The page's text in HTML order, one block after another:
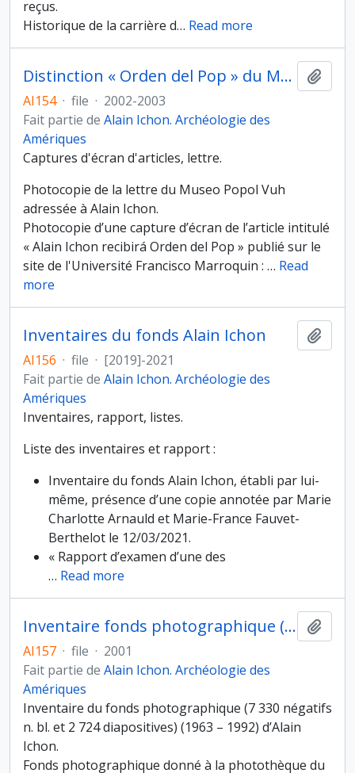
reçus.
Historique de la carrière d… Read more
Distinction « Orden del Pop » du Musée du Popol Vuh (Guatemala)
AI154 · file · 2002-2003
Fait partie de Alain Ichon. Archéologie des
Amériques
Captures d'écran d'articles, lettre.
Photocopie de la lettre du Museo Popol Vuh
adressée à Alain Ichon.
Photocopie d’une capture d’écran de l’article intitulé
« Alain Ichon recibirá Orden del Pop » publié sur le
site de l'Université Francisco Marroquin : … Read
more
Inventaires du fonds Alain Ichon
AI156 · file · [2019]-2021
Fait partie de Alain Ichon. Archéologie des
Amériques
Inventaires, rapport, listes.
Liste des inventaires et rapport :
Inventaire du fonds Alain Ichon, établi par lui-
même, présence d’une copie annotée par Marie
Charlotte Arnauld et Marie-France Fauvet-
Berthelot le 12/03/2021.
« Rapport d’examen d’une des
… Read more
Inventaire fonds photographique (1963 – 1992) d’Alain Ichon donné au Musée de l’Homme en 2001
AI157 · file · 2001
Fait partie de Alain Ichon. Archéologie des
Amériques
Inventaire du fonds photographique (7 330 négatifs
n. bl. et 2 724 diapositives) (1963 – 1992) d’Alain
Ichon.
Fonds photographique donné à la photothèque du